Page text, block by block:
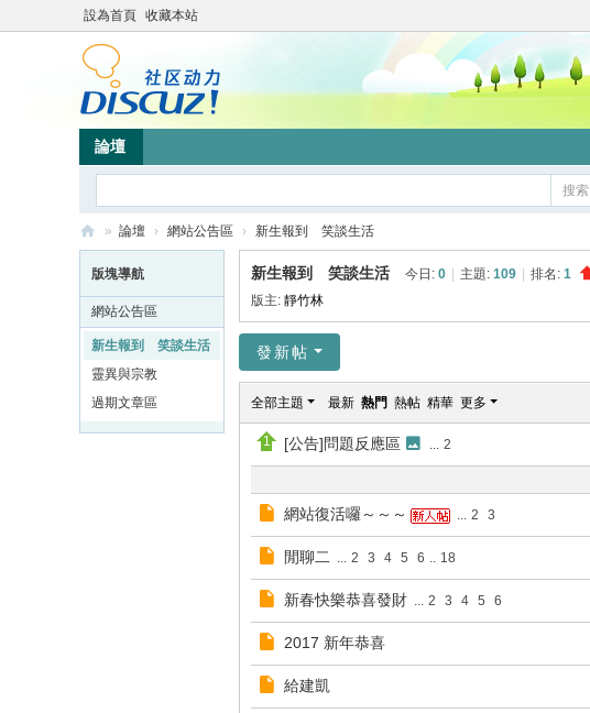
設為首頁 收藏本站
論壇
搜索
竹
林
» 論壇 › 網站公告區 › 新生報到 笑談生活
版塊導航
網站公告區
新生報到 笑談生活
靈異與宗教
過期文章區
新生報到 笑談生活 今日: 0 主題: 109 排名: 1
版主: 靜竹林
發新帖
全部主題 最新 熱門 熱帖 精華 更多
[公告]問題反應區 ... 2
網站復活囉～～～ ... 2 3
閒聊二 ... 2 3 4 5 6 .. 18
新春快樂恭喜發財 ... 2 3 4 5 6
2017 新年恭喜
給建凱